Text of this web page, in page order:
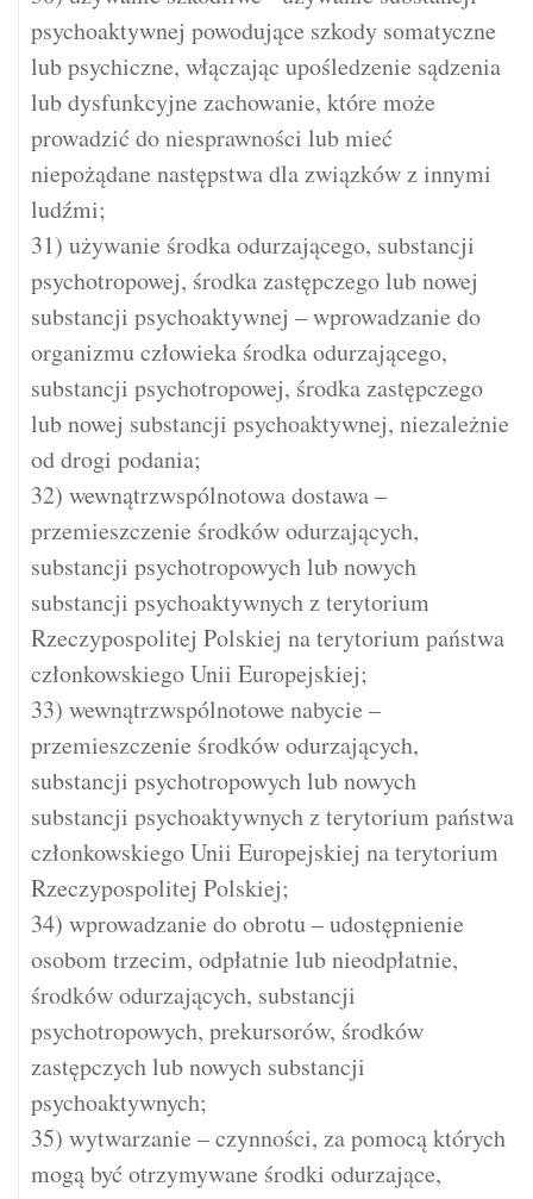
psychoaktywnej powodujące szkody somatyczne
lub psychiczne, włączając upośledzenie sądzenia
lub dysfunkcyjne zachowanie, które może
prowadzić do niesprawności lub mieć
niepożądane następstwa dla związków z innymi
ludźmi;
31) używanie środka odurzającego, substancji
psychotropowej, środka zastępczego lub nowej
substancji psychoaktywnej – wprowadzanie do
organizmu człowieka środka odurzającego,
substancji psychotropowej, środka zastępczego
lub nowej substancji psychoaktywnej, niezależnie
od drogi podania;
32) wewnątrzwspólnotowa dostawa –
przemieszczenie środków odurzających,
substancji psychotropowych lub nowych
substancji psychoaktywnych z terytorium
Rzeczypospolitej Polskiej na terytorium państwa
członkowskiego Unii Europejskiej;
33) wewnątrzwspólnotowe nabycie –
przemieszczenie środków odurzających,
substancji psychotropowych lub nowych
substancji psychoaktywnych z terytorium państwa
członkowskiego Unii Europejskiej na terytorium
Rzeczypospolitej Polskiej;
34) wprowadzanie do obrotu – udostępnienie
osobom trzecim, odpłatnie lub nieodpłatnie,
środków odurzających, substancji
psychotropowych, prekursorów, środków
zastępczych lub nowych substancji
psychoaktywnych;
35) wytwarzanie – czynności, za pomocą których
mogą być otrzymywane środki odurzające,